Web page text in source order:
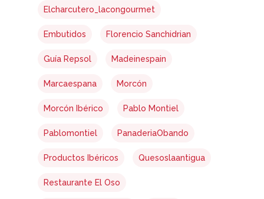
Elcharcutero_lacongourmet
Embutidos Florencio Sanchidrian
Guía Repsol Madeinespain
Marcaespana Morcón
Morcón Ibérico Pablo Montiel
Pablomontiel PanaderiaObando
Productos Ibéricos Quesoslaantigua
Restaurante El Oso